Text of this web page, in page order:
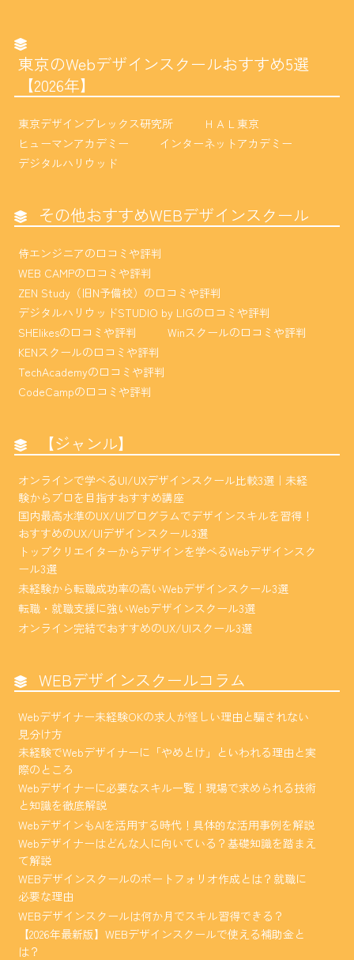
東京のWebデザインスクールおすすめ5選
【2026年】
東京デザインプレックス研究所
ＨＡＬ東京
ヒューマンアカデミー
インターネットアカデミー
デジタルハリウッド
その他おすすめWEBデザインスクール
侍エンジニアの口コミや評判
WEB CAMPの口コミや評判
ZEN Study（旧N予備校）の口コミや評判
デジタルハリウッドSTUDIO by LIGの口コミや評判
SHElikesの口コミや評判
Winスクールの口コミや評判
KENスクールの口コミや評判
TechAcademyの口コミや評判
CodeCampの口コミや評判
【ジャンル】
オンラインで学べるUI/UXデザインスクール比較3選｜未経
験からプロを目指すおすすめ講座
国内最高水準のUX/UIプログラムでデザインスキルを習得！
おすすめのUX/UIデザインスクール3選
トップクリエイターからデザインを学べるWebデザインスク
ール3選
未経験から転職成功率の高いWebデザインスクール3選
転職・就職支援に強いWebデザインスクール3選
オンライン完結でおすすめのUX/UIスクール3選
WEBデザインスクールコラム
Webデザイナー未経験OKの求人が怪しい理由と騙されない
見分け方
未経験でWebデザイナーに「やめとけ」といわれる理由と実
際のところ
Webデザイナーに必要なスキル一覧！現場で求められる技術
と知識を徹底解説
WebデザインもAIを活用する時代！具体的な活用事例を解説
Webデザイナーはどんな人に向いている？基礎知識を踏まえ
て解説
WEBデザインスクールのポートフォリオ作成とは？就職に
必要な理由
WEBデザインスクールは何か月でスキル習得できる？
【2026年最新版】WEBデザインスクールで使える補助金と
は？